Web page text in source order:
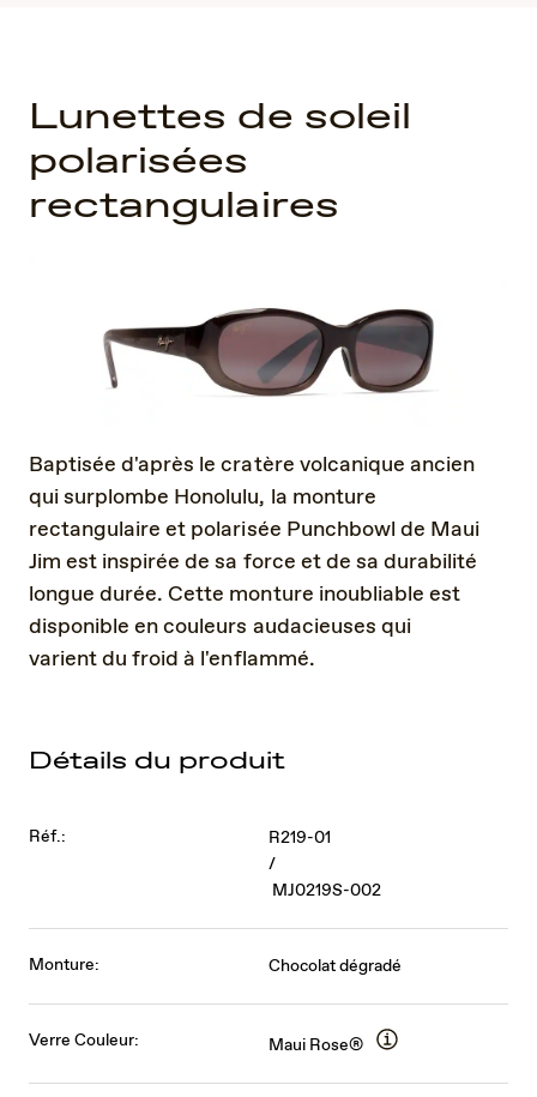
Lunettes de soleil
polarisées
rectangulaires
Baptisée d'après le cratère volcanique ancien
qui surplombe Honolulu, la monture
rectangulaire et polarisée Punchbowl de Maui
Jim est inspirée de sa force et de sa durabilité
longue durée. Cette monture inoubliable est
disponible en couleurs audacieuses qui
varient du froid à l'enflammé.
Détails du produit
Réf.:
R219-01
/
MJ0219S-002
Monture: Chocolat dégradé
Verre Couleur: Maui Rose®